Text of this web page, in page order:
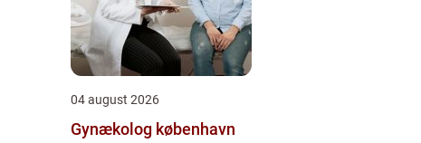
04 august 2026
Gynækolog københavn